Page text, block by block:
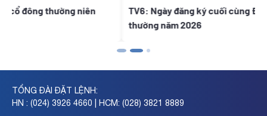
niên
TV6: Ngày đăng ký cuối cùng Đại hội đồng cổ
thường năm 2026
TỔNG ĐÀI ĐẶT LỆNH:
HN : (024) 3926 4660 | HCM: (028) 3821 8889